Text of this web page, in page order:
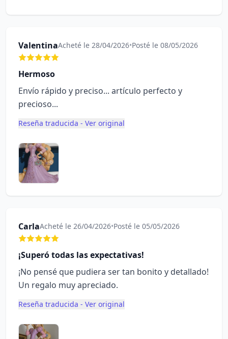
ValentinaAcheté le 28/04/2026•Posté le 08/05/2026
Hermoso
Envío rápido y preciso... artículo perfecto y
precioso...
Reseña traducida - Ver original
CarlaAcheté le 26/04/2026•Posté le 05/05/2026
¡Superó todas las expectativas!
¡No pensé que pudiera ser tan bonito y detallado!
Un regalo muy apreciado.
Reseña traducida - Ver original